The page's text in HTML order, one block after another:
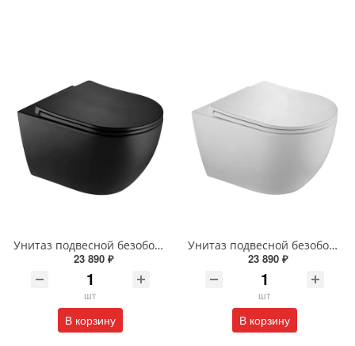
Унитаз подвесной безободковый Wonzon & Woghand NILE WW-UP2210-MB черный матовый
23 890 ₽
шт
В корзину
Унитаз подвесной безободковый Wonzon & Woghand NILE WW-UP2210-MW белый матовый
23 890 ₽
шт
В корзину